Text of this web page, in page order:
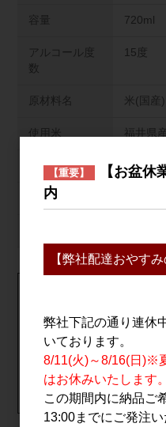
容量 720ml
アルコール度
数
15度
原材料名 米(国産
使用米 福井県
精米歩合 45%
日本酒度
※北海道･中国･四国･九州･
致します｡
※自社配送便は対象外
送料について詳しくはこちら
【クール便】全国一律：全
【重要】
【お盆
内
【弊社配達おやすみ
弊社下記の通り連休
いております。
8/11(火)～8/16(日)※
はお休みいたします。
この期間内に納品ご
13:00までにご発注